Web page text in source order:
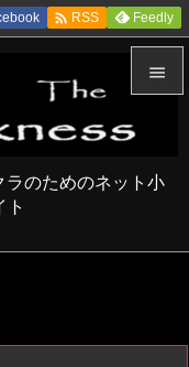
のためのネット小



 RSS Feedly